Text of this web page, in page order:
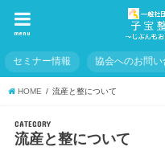
menu
セミナー情報 協会へのお問い
HOME 流産と整について
CATEGORY
流産と整について